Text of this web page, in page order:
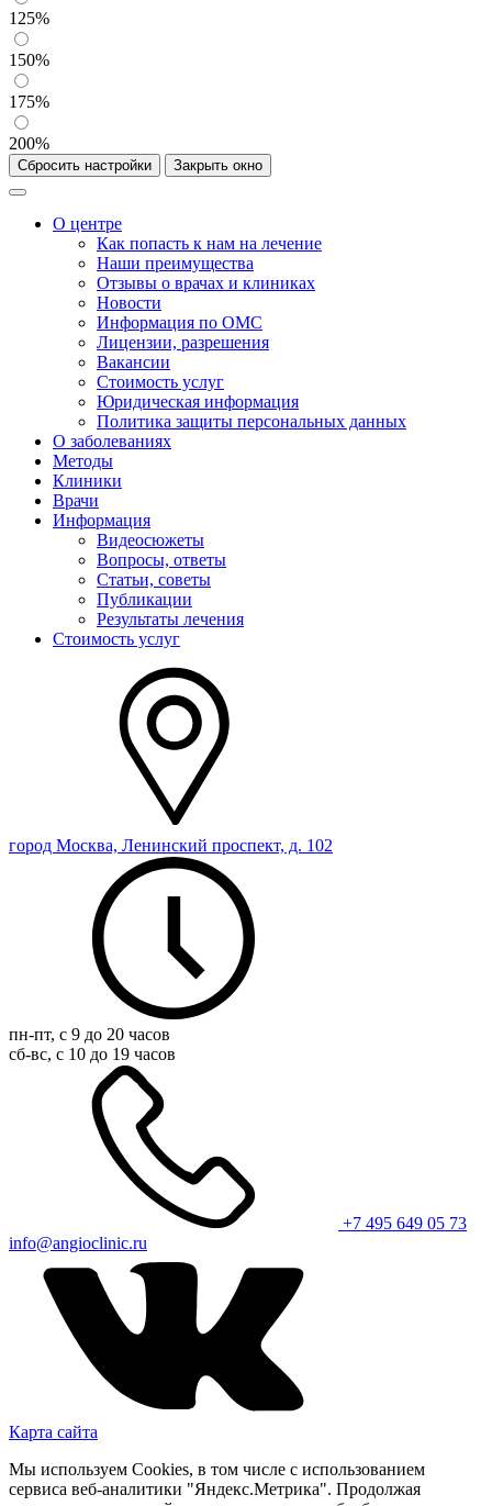
125%
150%
175%
200%
Сбросить настройки Закрыть окно
О центре
Как попасть к нам на лечение
Наши преимущества
Отзывы о врачах и клиниках
Новости
Информация по ОМС
Лицензии, разрешения
Вакансии
Стоимость услуг
Юридическая информация
Политика защиты персональных данных
О заболеваниях
Методы
Клиники
Врачи
Информация
Видеосюжеты
Вопросы, ответы
Статьи, советы
Публикации
Результаты лечения
Стоимость услуг
город Москва, Ленинский проспект, д. 102
пн-пт, с 9 до 20 часов
сб-вс, с 10 до 19 часов
+7 495 649 05 73
info@angioclinic.ru
Карта сайта
Мы используем Cookies, в том числе с использованием
сервиса веб-аналитики "Яндекс.Метрика". Продолжая